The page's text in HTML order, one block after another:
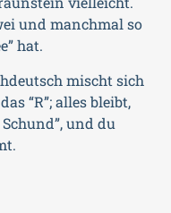
und manchmal so
hat.
mischt sich
“R”; alles bleibt,
und du